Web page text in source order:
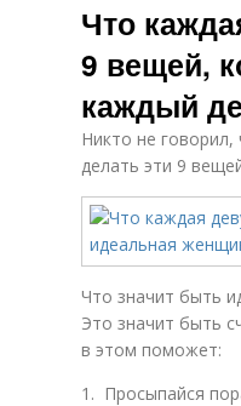
Что
9 вещей,
каждый
Никто не говорил,
делать эти 9
Что значит быть
Это значит быть
в этом поможет:
1. Просыпайся